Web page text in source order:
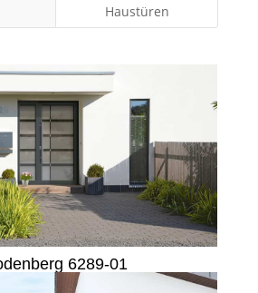
Haustüren
6289-01